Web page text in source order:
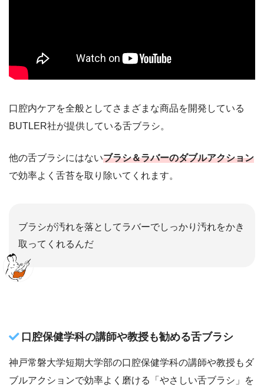
口腔内ケアを全般としてさまざまな商品を開発している
BUTLER社が提供している舌ブラシ。
他の舌ブラシにはないブラシ＆ラバーのダブルアクション
で効率よく舌苔を取り除いてくれます。
ブラシが汚れを落としてラバーでしっかり汚れをかき
取ってくれるんだ
口腔保健学科の講師や教授も勧める舌ブラシ
神戸常磐大学短期大学部の口腔保健学科の講師や教授もダ
ブルアクションで効率よく磨ける「やさしい舌ブラシ」を